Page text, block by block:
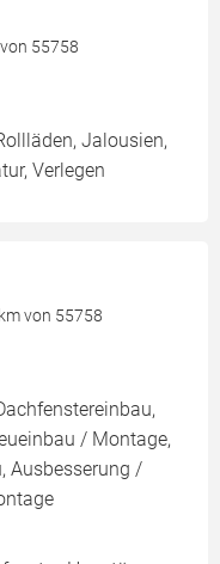
55758
Jalousien,
Verlegen
von 55758
/ Montage,
Ausbesserung /